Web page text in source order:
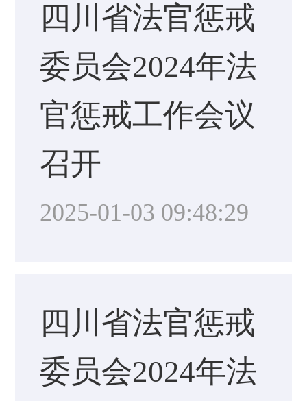
四川省法官惩戒
委员会2024年法
官惩戒工作会议
召开
2025-01-03 09:48:29
四川省法官惩戒
委员会2024年法